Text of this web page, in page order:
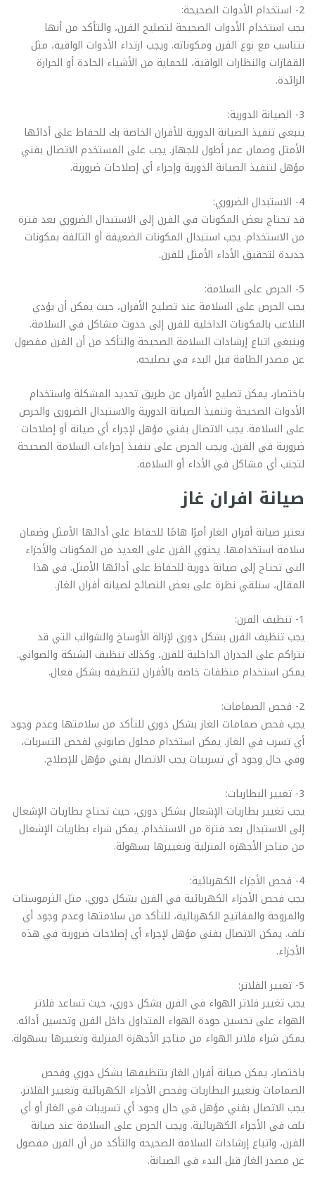
2- استخدام الأدوات الصحيحة:
يجب استخدام الأدوات الصحيحة لتصليح الفرن، والتأكد من أنها
تتناسب مع نوع الفرن ومكوناته. ويجب ارتداء الأدوات الواقية، مثل
القفازات والنظارات الواقية، للحماية من الأشياء الحادة أو الحرارة
الزائدة.
3- الصيانة الدورية:
ينبغي تنفيذ الصيانة الدورية للأفران الخاصة بك للحفاظ على أدائها
الأمثل وضمان عمر أطول للجهاز. يجب على المستخدم الاتصال بفني
مؤهل لتنفيذ الصيانة الدورية وإجراء أي إصلاحات ضرورية.
4- الاستبدال الضروري:
قد تحتاج بعض المكونات في الفرن إلى الاستبدال الضروري بعد فترة
من الاستخدام. يجب استبدال المكونات الضعيفة أو التالفة بمكونات
جديدة لتحقيق الأداء الأمثل للفرن.
5- الحرص على السلامة:
يجب الحرص على السلامة عند تصليح الأفران، حيث يمكن أن يؤدي
التلاعب بالمكونات الداخلية للفرن إلى حدوث مشاكل في السلامة.
وينبغي اتباع إرشادات السلامة الصحيحة والتأكد من أن الفرن مفصول
عن مصدر الطاقة قبل البدء في تصليحه.
باختصار، يمكن تصليح الأفران عن طريق تحديد المشكلة واستخدام
الأدوات الصحيحة وتنفيذ الصيانة الدورية والاستبدال الضروري والحرص
على السلامة. يجب الاتصال بفني مؤهل لإجراء أي صيانة أو إصلاحات
ضرورية في الفرن. ويجب الحرص على تنفيذ إجراءات السلامة الصحيحة
لتجنب أي مشاكل في الأداء أو السلامة.
صيانة افران غاز
تعتبر صيانة أفران الغاز أمرًا هامًا للحفاظ على أدائها الأمثل وضمان
سلامة استخدامها. يحتوي الفرن على العديد من المكونات والأجزاء
التي تحتاج إلى صيانة دورية للحفاظ على أدائها الأمثل. في هذا
المقال، سنلقي نظرة على بعض النصائح لصيانة أفران الغاز.
1- تنظيف الفرن:
يجب تنظيف الفرن بشكل دوري لإزالة الأوساخ والشوائب التي قد
تتراكم على الجدران الداخلية للفرن، وكذلك تنظيف الشبكة والصواني.
يمكن استخدام منظفات خاصة بالأفران لتنظيفه بشكل فعال.
2- فحص الصمامات:
يجب فحص صمامات الغاز بشكل دوري للتأكد من سلامتها وعدم وجود
أي تسرب في الغاز. يمكن استخدام محلول صابوني لفحص التسربات،
وفي حال وجود أي تسريبات يجب الاتصال بفني مؤهل للإصلاح.
3- تغيير البطاريات:
يجب تغيير بطاريات الإشعال بشكل دوري، حيث تحتاج بطاريات الإشعال
إلى الاستبدال بعد فترة من الاستخدام. يمكن شراء بطاريات الإشعال
من متاجر الأجهزة المنزلية وتغييرها بسهولة.
4- فحص الأجزاء الكهربائية:
يجب فحص الأجزاء الكهربائية في الفرن بشكل دوري، مثل الثرموستات
والمروحة والمفاتيح الكهربائية، للتأكد من سلامتها وعدم وجود أي
تلف. يمكن الاتصال بفني مؤهل لإجراء أي إصلاحات ضرورية في هذه
الأجزاء.
5- تغيير الفلاتر:
يجب تغيير فلاتر الهواء في الفرن بشكل دوري، حيث تساعد فلاتر
الهواء على تحسين جودة الهواء المتداول داخل الفرن وتحسين أدائه.
يمكن شراء فلاتر الهواء من متاجر الأجهزة المنزلية وتغييرها بسهولة.
باختصار، يمكن صيانة أفران الغاز بتنظيفها بشكل دوري وفحص
الصمامات وتغيير البطاريات وفحص الأجزاء الكهربائية وتغيير الفلاتر.
يجب الاتصال بفني مؤهل في حال وجود أي تسريبات في الغاز أو أي
تلف في الأجزاء الكهربائية. ويجب الحرص على السلامة عند صيانة
الفرن، واتباع إرشادات السلامة الصحيحة والتأكد من أن الفرن مفصول
عن مصدر الغاز قبل البدء في الصيانة.